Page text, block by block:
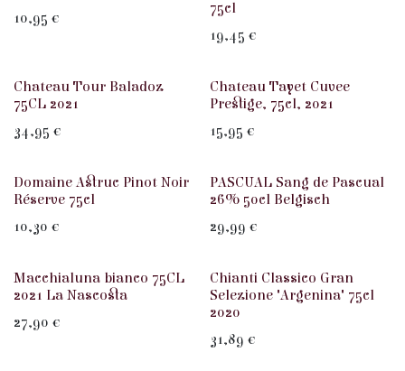
10,95 €
75cl
19,45 €
Rood
Chateau Tour Baladoz
75CL 2021
34,95 €
Rood
Chateau Tayet Cuvee
Prestige, 75cl, 2021
15,95 €
PROMO ROOD
Domaine Astruc Pinot Noir
Réserve 75cl
10,30 €
PASCUAL Sang de Pascual
26% 50cl Belgisch
29,99 €
Macchialuna bianco 75CL
2021 La Nascosta
27,90 €
Rood
Chianti Classico Gran
Selezione "Argenina" 75cl
2020
31,89 €